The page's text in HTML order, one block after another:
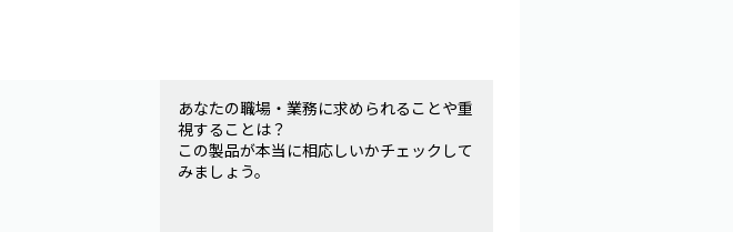
あなたの職場・業務に求められることや重
視することは？
この製品が本当に相応しいかチェックして
みましょう。